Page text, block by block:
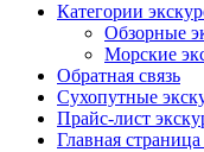
Категории
Обзорные
Морские
Обратная связь
Сухопутные
Прайс-лист
Главная